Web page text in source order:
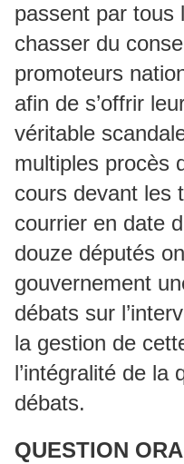
passent par tous
chasser du
promoteurs
afin de s’offrir
véritable
multiples procès
cours devant les
courrier en date
douze députés
gouvernement
débats sur
la gestion de
l’intégralité de la
débats.
QUESTION